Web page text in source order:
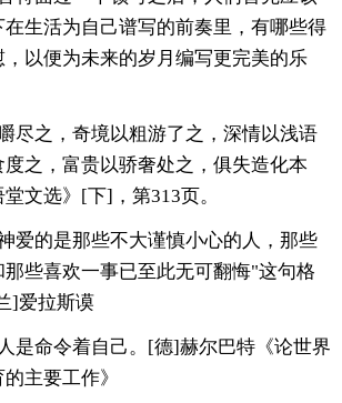
生活为自己谱写的前奏里，有哪些得
以便为未来的岁月编写更完美的乐
尽之，奇境以粗游了之，深情以浅语
之，富贵以骄奢处之，俱失造化本
文选》[下]，第313页。
爱的是那些不大谨慎小心的人，那些
些喜欢一事已至此无可翻悔"这句格
]爱拉斯谟
是命令着自己。[德]赫尔巴特《论世界
主要工作》